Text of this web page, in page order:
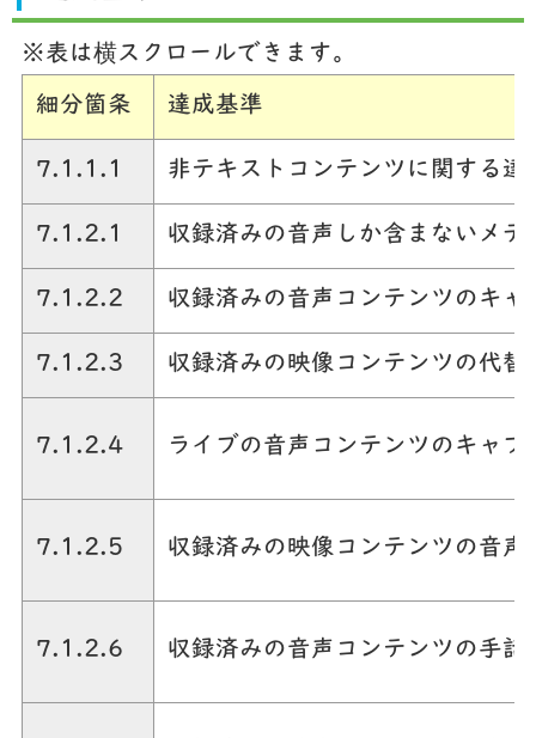
※表は横スクロールできます。
細分箇条 達成基準
7.1.1.1 非テキストコンテンツに関する達
7.1.2.1 収録済みの音声しか含まないメ
7.1.2.2 収録済みの音声コンテンツのキ
7.1.2.3 収録済みの映像コンテンツの代
7.1.2.4 ライブの音声コンテンツのキャ
7.1.2.5 収録済みの映像コンテンツの音
7.1.2.6 収録済みの音声コンテンツの手